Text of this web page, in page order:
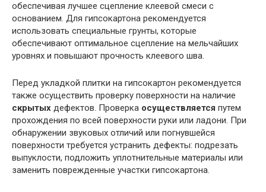
обеспечивая лучшее сцепление клеевой смеси с
основанием. Для гипсокартона рекомендуется
использовать специальные грунты, которые
обеспечивают оптимальное сцепление на мельчайших
уровнях и повышают прочность клеевого шва.
Перед укладкой плитки на гипсокартон рекомендуется
также осуществить проверку поверхности на наличие
скрытых дефектов. Проверка осуществляется путем
прохождения по всей поверхности руки или ладони. При
обнаружении звуковых отличий или погнувшейся
поверхности требуется устранить дефекты: подрезать
выпуклости, подложить уплотнительные материалы или
заменить поврежденные участки гипсокартона.